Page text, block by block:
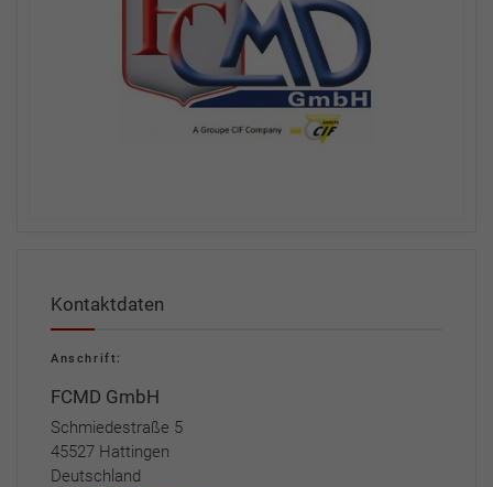
Kontaktdaten
Anschrift:
FCMD GmbH
Schmiedestraße 5
45527 Hattingen
Deutschland